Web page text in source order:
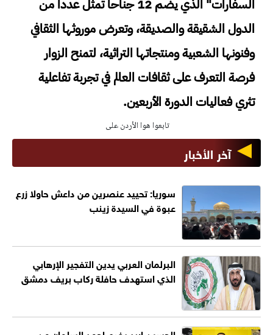
السفارات" الذي يضم 12 جناحاً تمثل عدداً من
الدول الشقيقة والصديقة، وتعرض موروثها الثقافي
وفنونها الشعبية ومنتجاتها التراثية، لتمنح الزوار
فرصة التعرف على ثقافات العالم في تجربة تفاعلية
تثري فعاليات الدورة الأربعين.
تابعوا هوا الأردن على
آخر الأخبار
سوريا: تحييد عنصرين من داعش حاولا زرع
عبوة في السيدة زينب
البرلمان العربي يدين التفجير الإرهابي
الذي استهدف حافلة ركاب بريف دمشق